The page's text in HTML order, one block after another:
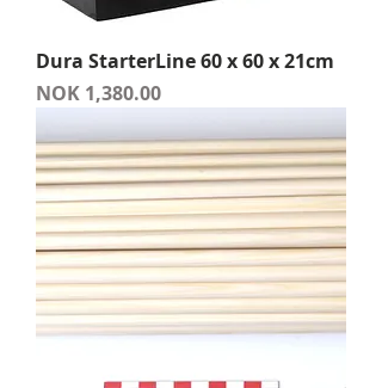
Dura StarterLine 60 x 60 x 21cm
Price
NOK 1,380.00